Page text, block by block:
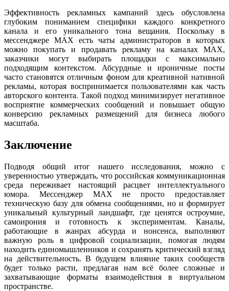
Эффективность рекламных кампаний здесь обусловлена
глубоким пониманием специфики каждого конкретного
канала и его уникального тона вещания. Поскольку в
мессенджере MAX есть чаты администраторов в которых
можно покупать и продавать рекламу на каналах MAX,
заказчики могут выбирать площадки с максимально
подходящим контекстом. Абсурдные и ироничные посты
часто становятся отличным фоном для креативной нативной
рекламы, которая воспринимается пользователями как часть
авторского контента. Такой подход минимизирует негативное
восприятие коммерческих сообщений и повышает общую
конверсию рекламных размещений для бизнеса любого
масштаба.
Заключение
Подводя общий итог нашего исследования, можно с
уверенностью утверждать, что российская коммуникационная
среда переживает настоящий расцвет интеллектуального
юмора. Мессенджер MAX не просто предоставляет
техническую базу для обмена сообщениями, но и формирует
уникальный культурный ландшафт, где ценятся остроумие,
самоирония и готовность к экспериментам. Каналы,
работающие в жанрах абсурда и нонсенса, выполняют
важную роль в цифровой социализации, помогая людям
находить единомышленников и сохранять критический взгляд
на действительность. В будущем влияние таких сообществ
будет только расти, предлагая нам всё более сложные и
захватывающие форматы взаимодействия в виртуальном
пространстве.